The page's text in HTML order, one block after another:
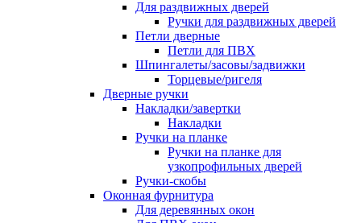
Для раздвижных дверей
Ручки для раздвижных дверей
Петли дверные
Петли для ПВХ
Шпингалеты/засовы/задвижки
Торцевые/ригеля
Дверные ручки
Накладки/завертки
Накладки
Ручки на планке
Ручки на планке для
узкопрофильных дверей
Ручки-скобы
Оконная фурнитура
Для деревянных окон